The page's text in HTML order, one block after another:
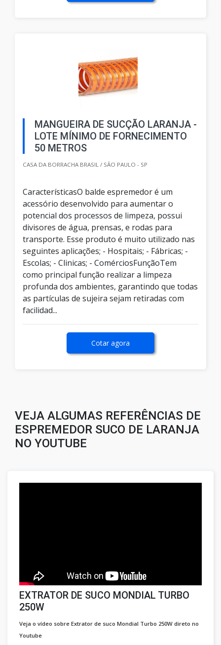
MANGUEIRA DE SUCÇÃO LARANJA -
LOTE MÍNIMO DE FORNECIMENTO
50 METROS
CASA DA BORRACHA BRASIL / SÃO PAULO - SP
CaracterísticasO balde espremedor é um
acessório desenvolvido para aumentar o
potencial dos processos de limpeza, possui
divisores de água, prensas, e rodas para
transporte. Esse produto é muito utilizado nas
seguintes aplicações; - Hospitais; - Fábricas; -
Escolas; - Clinicas; - ComérciosFunçãoTem
como principal função realizar a limpeza
profunda dos ambientes, garantindo que todas
as partículas de sujeira sejam retiradas com
facilidad...
Cotar agora
VEJA ALGUMAS REFERÊNCIAS DE
ESPREMEDOR SUCO DE LARANJA
NO YOUTUBE
EXTRATOR DE SUCO MONDIAL TURBO
250W
Veja o vídeo sobre Extrator de suco Mondial Turbo 250W direto no
Youtube